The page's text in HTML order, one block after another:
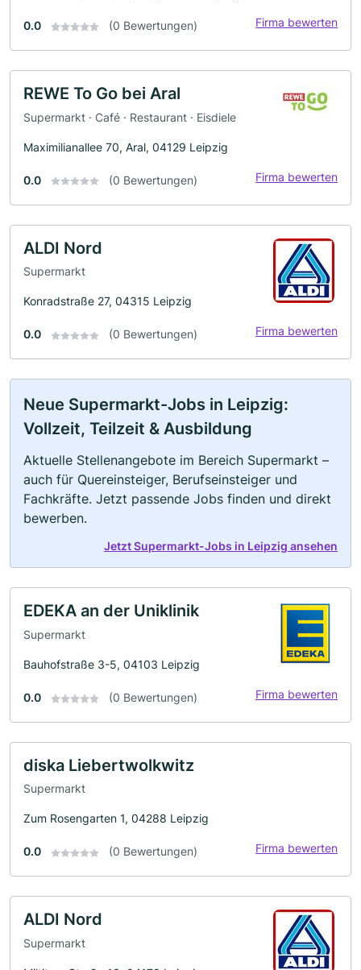
0.0 (0 Bewertungen) Firma bewerten
REWE To Go bei Aral
Supermarkt · Café · Restaurant · Eisdiele
Maximilianallee 70, Aral, 04129 Leipzig
0.0 (0 Bewertungen) Firma bewerten
ALDI Nord
Supermarkt
Konradstraße 27, 04315 Leipzig
0.0 (0 Bewertungen) Firma bewerten
Neue Supermarkt-Jobs in Leipzig:
Vollzeit, Teilzeit & Ausbildung
Aktuelle Stellenangebote im Bereich Supermarkt –
auch für Quereinsteiger, Berufseinsteiger und
Fachkräfte. Jetzt passende Jobs finden und direkt
bewerben.
Jetzt Supermarkt-Jobs in Leipzig ansehen
EDEKA an der Uniklinik
Supermarkt
Bauhofstraße 3-5, 04103 Leipzig
0.0 (0 Bewertungen) Firma bewerten
diska Liebertwolkwitz
Supermarkt
Zum Rosengarten 1, 04288 Leipzig
0.0 (0 Bewertungen) Firma bewerten
ALDI Nord
Supermarkt